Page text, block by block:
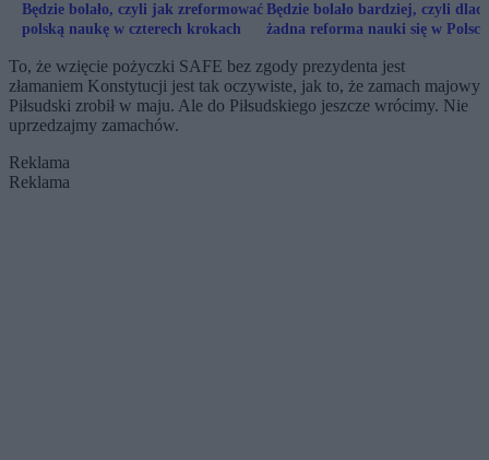
Będzie bolało, czyli jak zreformować
polską naukę w czterech krokach
Będzie bolało bardziej, czyli
żadna reforma nauki się w
To, że wzięcie pożyczki SAFE bez zgody prezydenta jest
złamaniem Konstytucji jest tak oczywiste, jak to, że zamach majowy
Piłsudski zrobił w maju. Ale do Piłsudskiego jeszcze wrócimy. Nie
uprzedzajmy zamachów.
Reklama
Reklama